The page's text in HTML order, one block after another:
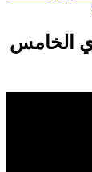
الخامس